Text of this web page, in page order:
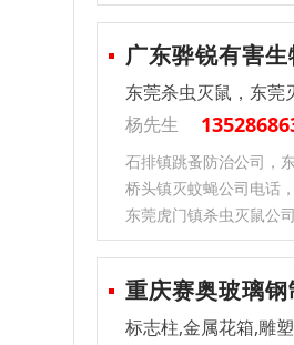
广东骅锐有害
东莞杀虫灭鼠，东莞
杨先生
石排镇跳蚤防治公司，
桥头镇灭蚊蝇公司电话
东莞虎门镇杀虫灭鼠公
重庆赛奥玻璃
标志柱,金属花箱,雕